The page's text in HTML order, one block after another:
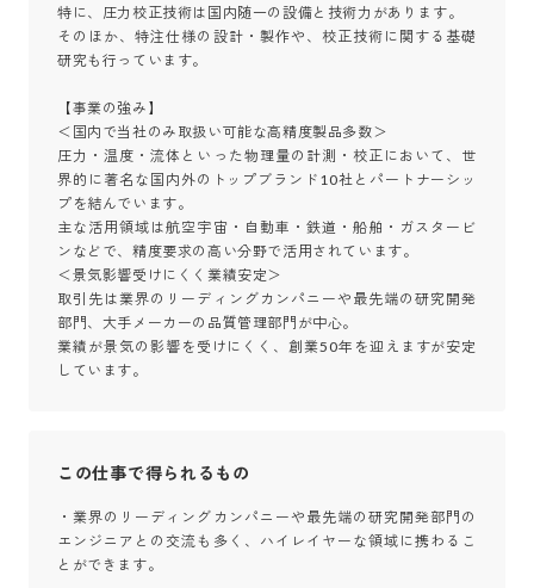
特に、圧力校正技術は国内随一の設備と技術力があります。
そのほか、特注仕様の設計・製作や、校正技術に関する基礎
研究も行っています。
【事業の強み】
＜国内で当社のみ取扱い可能な高精度製品多数＞
圧力・温度・流体といった物理量の計測・校正において、世
界的に著名な国内外のトップブランド10社とパートナーシッ
プを結んでいます。
主な活用領域は航空宇宙・自動車・鉄道・船舶・ガスタービ
ンなどで、精度要求の高い分野で活用されています。
＜景気影響受けにくく業績安定＞
取引先は業界のリーディングカンパニーや最先端の研究開発
部門、大手メーカーの品質管理部門が中心。
業績が景気の影響を受けにくく、創業50年を迎えますが安定
しています。
この仕事で得られるもの
・業界のリーディングカンパニーや最先端の研究開発部門の
エンジニアとの交流も多く、ハイレイヤーな領域に携わるこ
とができます。